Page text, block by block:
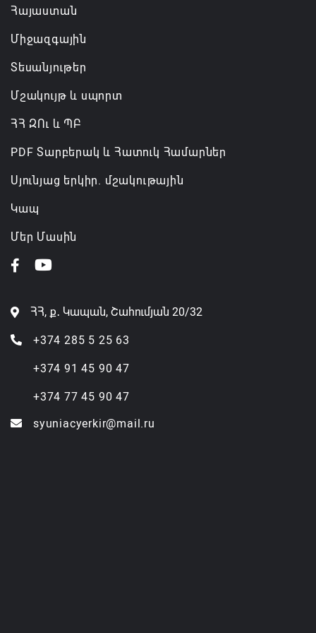
Հայաստան
Միջազգային
Տեսանյութեր
Մշակույթ և սպորտ
ՀՀ ԶՈւ և ՊԲ
PDF Տարբերակ և Հատուկ Համարներ
Սյունյաց երկիր. մշակութային
Կապ
Մեր Մասին
ՀՀ, ք․ Կապան, Շահումյան 20/32
+374 285 5 25 63
+374 91 45 90 47
+374 77 45 90 47
syuniacyerkir@mail.ru